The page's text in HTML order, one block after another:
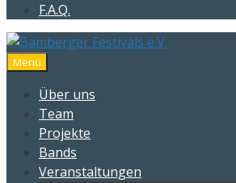
F.A.Q.
Menü
Über uns
Team
Projekte
Bands
Veranstaltungen